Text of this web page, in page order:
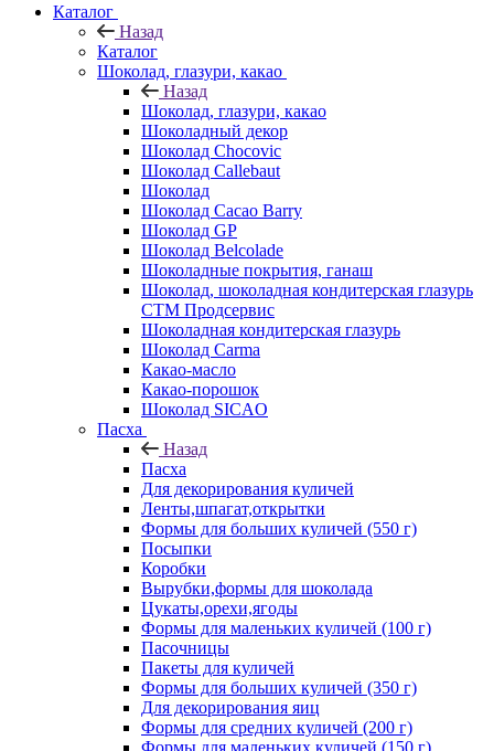
Каталог
Назад
Каталог
Шоколад, глазури, какао
Назад
Шоколад, глазури, какао
Шоколадный декор
Шоколад Chocovic
Шоколад Callebaut
Шоколад
Шоколад Cacao Barry
Шоколад GP
Шоколад Belcolade
Шоколадные покрытия, ганаш
Шоколад, шоколадная кондитерская глазурь
СТМ Продсервис
Шоколадная кондитерская глазурь
Шоколад Carma
Какао-масло
Какао-порошок
Шоколад SICAO
Пасха
Назад
Пасха
Для декорирования куличей
Ленты,шпагат,открытки
Формы для больших куличей (550 г)
Посыпки
Коробки
Вырубки,формы для шоколада
Цукаты,орехи,ягоды
Формы для маленьких куличей (100 г)
Пасочницы
Пакеты для куличей
Формы для больших куличей (350 г)
Для декорирования яиц
Формы для средних куличей (200 г)
Формы для маленьких куличей (150 г)